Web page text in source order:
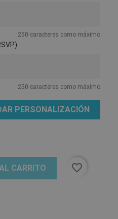
250 caracteres como máximo
250 caracteres como máximo
PERSONALIZACIÓN
CARRITO favorite_border